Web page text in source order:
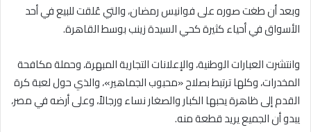
وبعد أن طغت صوره على فوانيس رمضان، والتي عُلقت للبيع في أحد
الأسواق في أحياء كثيرة كحي السيدة زينب بوسط القاهرة.
وانتشرت العبارات الوطنية، والإعلانات التجارية المبهرة، وحملة مكافحة
المخدرات، وكلها ترتبط بصلاح «محبوب الجماهير»، والذي حول لعبة كرة
القدم إلى ظاهرة يحبها الكبار والصغار نساء ورجالاً، وعلى أرضه في مصر،
يبدو أن الجميع يريد قطعة منه.